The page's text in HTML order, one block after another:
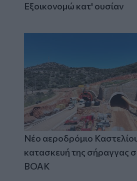
Εξοικονομώ κατ' ουσίαν
Νέο αεροδρόμιο
κατασκευή της σήραγγας
ΒΟΑΚ